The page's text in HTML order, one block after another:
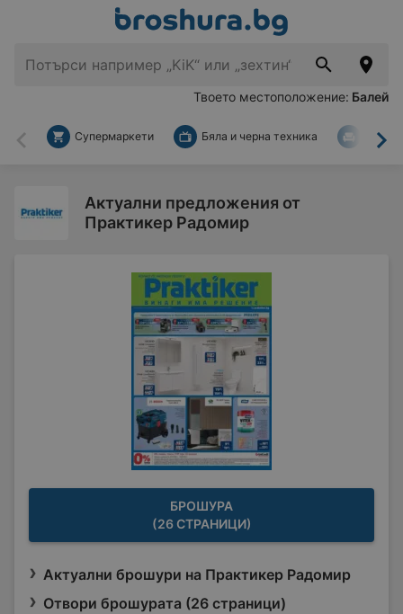
Твоето местоположение: Балей
Назад
Супермаркети Бяла и черна техника За
Актуални предложения от
Практикер Радомир
БРОШУРА
(26 СТРАНИЦИ)
Актуални брошури на Практикер Радомир
Отвори брошурата (26 страници)